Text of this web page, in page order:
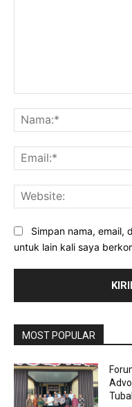
Simpan nama, email,
untuk lain kali saya
MOST POPULAR